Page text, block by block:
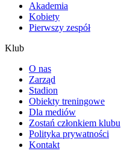
Akademia
Kobiety
Pierwszy zespół
Klub
O nas
Zarząd
Stadion
Obiekty treningowe
Dla mediów
Zostań członkiem klubu
Polityka prywatności
Kontakt